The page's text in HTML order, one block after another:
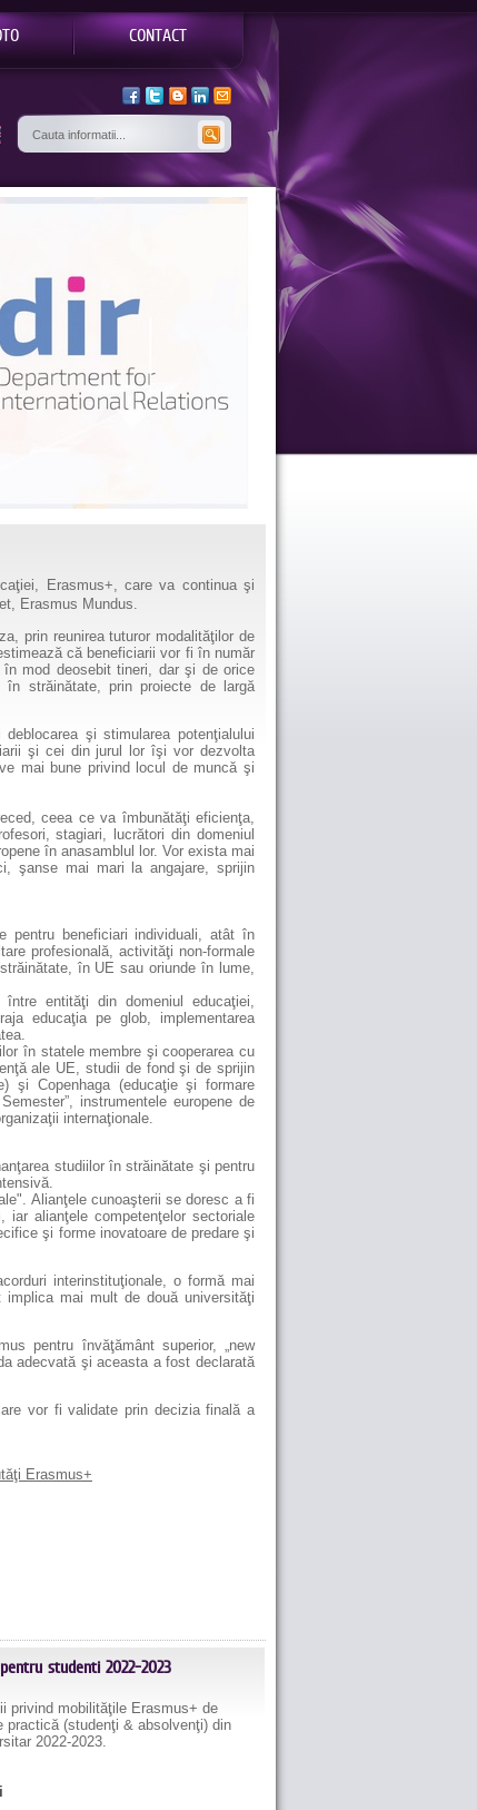
CONTACT
Erasmus+, care va continua şi
Erasmus Mundus.
prin reunirea tuturor modalităţilor de
că beneficiarii vor fi în număr
mod deosebit tineri, dar şi de orice
străinătate, prin proiecte de largă
şi stimularea potenţialului
şi cei din jurul lor îşi vor dezvolta
mai bune privind locul de muncă şi
ceea ce va îmbunătăţi eficienţa,
stagiari, lucrători din domeniul
în anasamblul lor. Vor exista mai
şanse mai mari la angajare, sprijin
pentru beneficiari individuali, atât în
profesională, activităţi non-formale
în UE sau oriunde în lume,
între entităţi din domeniul educaţiei,
educaţia pe glob, implementarea
în statele membre şi cooperarea cu
ale UE, studii de fond şi de sprijin
şi Copenhaga (educaţie şi formare
instrumentele europene de
internaţionale.
studiilor în străinătate şi pentru
Alianţele cunoaşterii se doresc a fi
alianţele competenţelor sectoriale
şi forme inovatoare de predare şi
interinstituţionale, o formă mai
mai mult de două universităţi
pentru învăţământ superior, „new
adecvată şi aceasta a fost declarată
vor fi validate prin decizia finală a
Erasmus+
studenti 2022-2023
privind mobilităţile Erasmus+ de
practică (studenţi & absolvenţi) din
2022-2023.